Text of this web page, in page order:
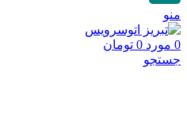
منو
0 مورد 0 تومان
جستجو